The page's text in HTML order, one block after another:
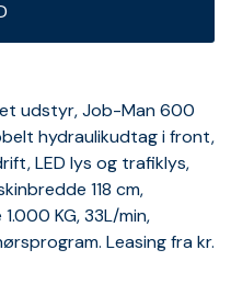
udstyr, Job-Man 600
hydraulikudtag i front,
LED lys og trafiklys,
118 cm,
KG, 33L/min,
Leasing fra kr.